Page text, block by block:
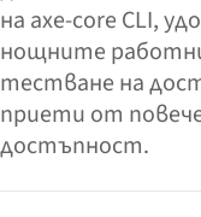
на axe-core CLI,
нощните
тестване на
приети от
достъпност.